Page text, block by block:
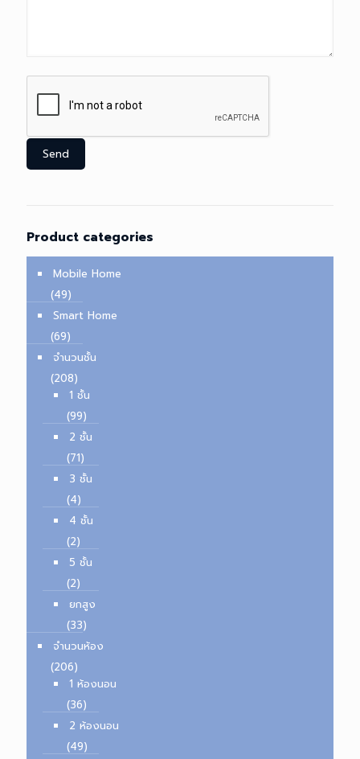
Product categories
Mobile Home
(49)
Smart Home
(69)
จำนวนชั้น
(208)
1 ชั้น
(99)
2 ชั้น
(71)
3 ชั้น
(4)
4 ชั้น
(2)
5 ชั้น
(2)
ยกสูง
(33)
จำนวนห้อง
(206)
1 ห้องนอน
(36)
2 ห้องนอน
(49)